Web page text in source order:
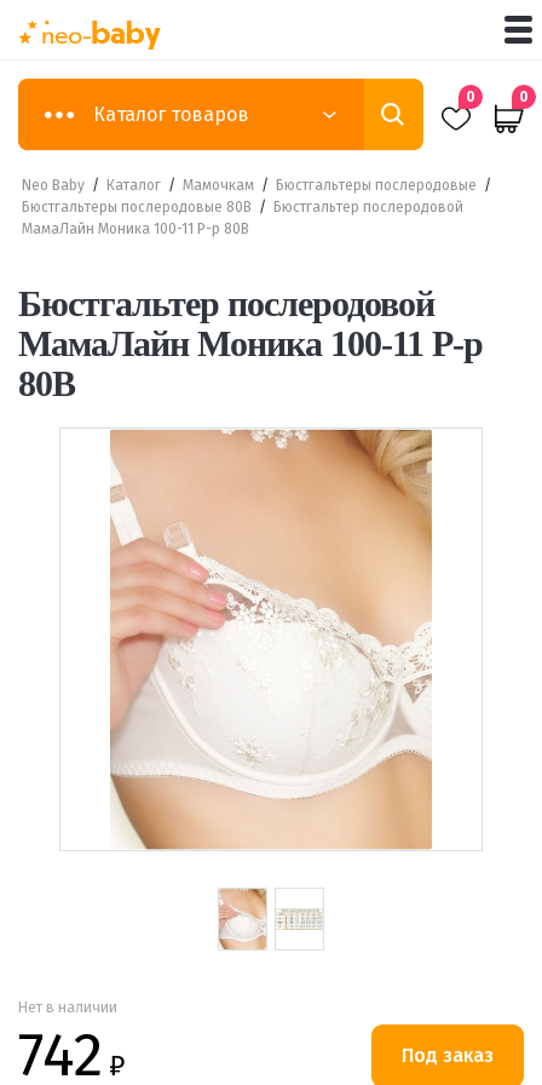
Каталог товаров
0 0
Neo Baby / Каталог / Мамочкам / Бюстгальтеры послеродовые /
Бюстгальтеры послеродовые 80B /
Бюстгальтер послеродовой
МамаЛайн Моника 100-11 Р-р 80B
Бюстгальтер послеродовой
МамаЛайн Моника 100-11 Р-р
80B
Нет в наличии
742 ₽